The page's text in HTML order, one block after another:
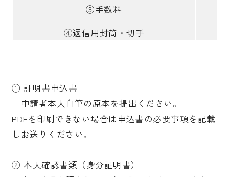
保護者等の皆さま
附属豊明小学校
附属中学校
附属機関等
③手数料
④返信用封筒・切手
① 証明書申込書
申請者本人自筆の原本を提出ください。
PDFを印刷できない場合は申込書の必要事項を記載
しお送りください。
② 本人確認書類（身分証明書）